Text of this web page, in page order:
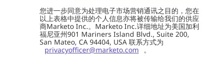
您进一步同意为处理电子市场营销通讯之目的，您在
以上表格中提供的个人信息亦将被传输给我们的供应
商Marketo Inc.。Marketo Inc.详细地址为美国加利
福尼亚州901 Mariners Island Blvd., Suite 200,
San Mateo, CA 94404, USA 联系方式为
privacyofficer@marketo.com
。